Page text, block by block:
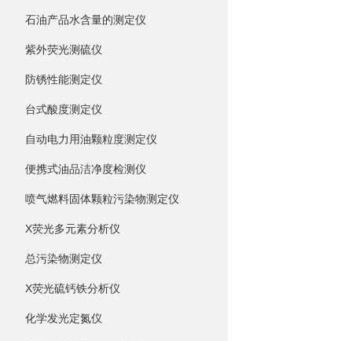
石油产品水含量的测定仪
紫外荧光测硫仪
防锈性能测定仪
台式酸度测定仪
自动电力用油颗粒度测定仪
便携式油品洁净度检测仪
喷气燃料固体颗粒污染物测定仪
X荧光多元素分析仪
总污染物测定仪
X荧光硫钙铁分析仪
化学发光定氮仪